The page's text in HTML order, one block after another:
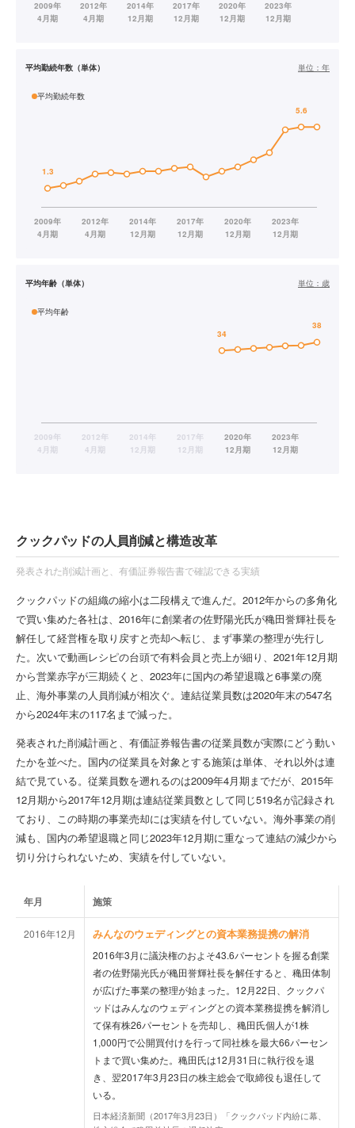
平均勤続年数（単体） 単位： 年
平均勤続年数
平均年齢（単体） 単位： 歳
平均年齢
クックパッドの人員削減と構造改革
発表された削減計画と、有価証券報告書で確認できる実績
クックパッドの組織の縮小は二段構えで進んだ。2012年からの多角化
で買い集めた各社は、2016年に創業者の佐野陽光氏が穐田誉輝社長を
解任して経営権を取り戻すと売却へ転じ、まず事業の整理が先行し
た。次いで動画レシピの台頭で有料会員と売上が細り、2021年12月期
から営業赤字が三期続くと、2023年に国内の希望退職と6事業の廃
止、海外事業の人員削減が相次ぐ。連結従業員数は2020年末の547名
から2024年末の117名まで減った。
発表された削減計画と、有価証券報告書の従業員数が実際にどう動い
たかを並べた。国内の従業員を対象とする施策は単体、それ以外は連
結で見ている。従業員数を遡れるのは2009年4月期までだが、2015年
12月期から2017年12月期は連結従業員数として同じ519名が記録され
ており、この時期の事業売却には実績を付していない。海外事業の削
減も、国内の希望退職と同じ2023年12月期に重なって連結の減少から
切り分けられないため、実績を付していない。
年月 施策
2016年12月 みんなのウェディングとの資本業務提携の解消
2016年3月に議決権のおよそ43.6パーセントを握る創業
者の佐野陽光氏が穐田誉輝社長を解任すると、穐田体制
が広げた事業の整理が始まった。12月22日、クックパ
ッドはみんなのウェディングとの資本業務提携を解消し
て保有株26パーセントを売却し、穐田氏個人が1株
1,000円で公開買付けを行って同社株を最大66パーセン
トまで買い集めた。穐田氏は12月31日に執行役を退
き、翌2017年3月23日の株主総会で取締役も退任して
いる。
日本経済新聞（2017年3月23日）「クックパッド内紛に幕、